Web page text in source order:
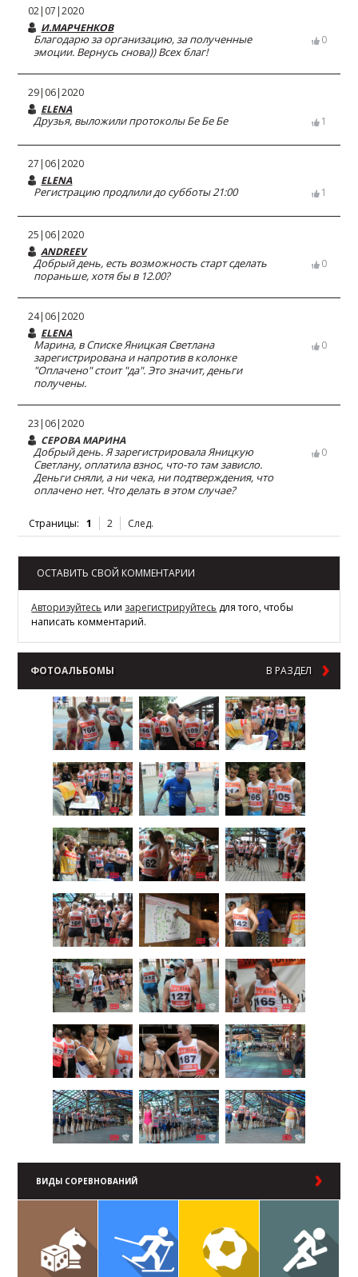
02|07|2020
И.МАРЧЕНКОВ
Благодарю за организацию, за полученные
эмоции. Вернусь снова)) Всех благ!
0
29|06|2020
ELENA
Друзья, выложили протоколы Бе Бе Бе 1
27|06|2020
ELENA
Регистрацию продлили до субботы 21:00 1
25|06|2020
ANDREEV
Добрый день, есть возможность старт сделать
пораньше, хотя бы в 12.00?
0
24|06|2020
ELENA
Марина, в Списке Яницкая Светлана
зарегистрирована и напротив в колонке
"Оплачено" стоит "да". Это значит, деньги
получены.
0
23|06|2020
СЕРОВА МАРИНА
Добрый день. Я зарегистрировала Яницкую
Светлану, оплатила взнос, что-то там зависло.
Деньги сняли, а ни чека, ни подтверждения, что
оплачено нет. Что делать в этом случае?
0
Страницы: 1 2 След.
ОСТАВИТЬ СВОЙ КОММЕНТАРИИ
Авторизуйтесь или зарегистрируйтесь для того, чтобы
написать комментарий.
ФОТОАЛЬБОМЫ В РАЗДЕЛ
ВИДЫ СОРЕВНОВАНИЙ